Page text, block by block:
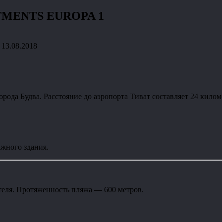
EUROPA 1
13.08.2018
Будва. Расстояние до аэропорта Тиват составляет 24
здания.
Протяженность пляжа — 600 метров.